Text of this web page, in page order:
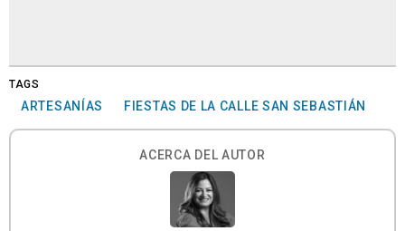
TAGS
ARTESANÍAS FIESTAS DE LA CALLE SAN SEBASTIÁN
ACERCA DEL AUTOR